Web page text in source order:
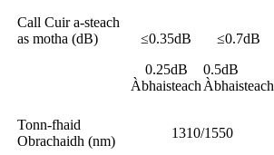
Call Cuir a-steach
as motha (dB)
≤0.35dB
0.25dB
Àbhaisteach
≤0.7dB
0.5dB
Àbhaisteach
Tonn-fhaid
Obrachaidh (nm)
1310/1550